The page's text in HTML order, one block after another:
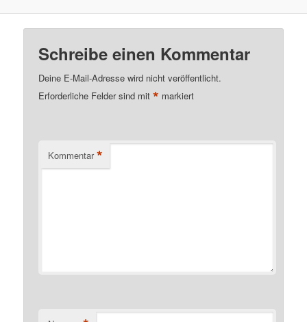
Schreibe einen Kommentar
Deine E-Mail-Adresse wird nicht veröffentlicht.
Erforderliche Felder sind mit* markiert
Kommentar *